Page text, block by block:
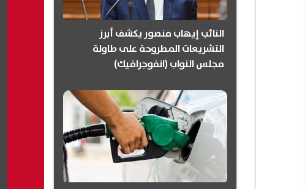
النائب إيهاب منصور يكشف أبرز
التشريعات المطروحة على طاولة
مجلس النواب (انفوجرافيك)